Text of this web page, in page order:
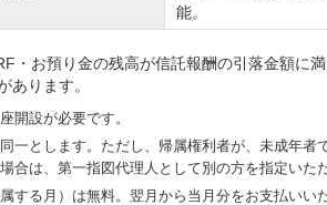
能。
・お預り金の残高が信託報酬の引落金額に
あります。
開設が必要です。
一とします。ただし、帰属権利者が、未成年
合は、第一指図代理人として別の方を指定いた
する月）は無料。翌月から当月分をお支払い